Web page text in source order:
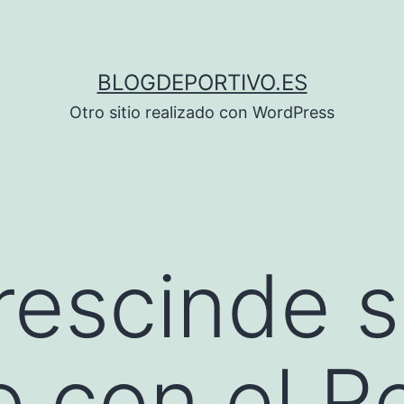
BLOGDEPORTIVO.ES
Otro sitio realizado con WordPress